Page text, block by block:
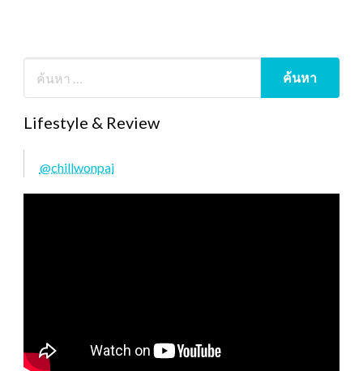
Lifestyle & Review
@chillwonpai